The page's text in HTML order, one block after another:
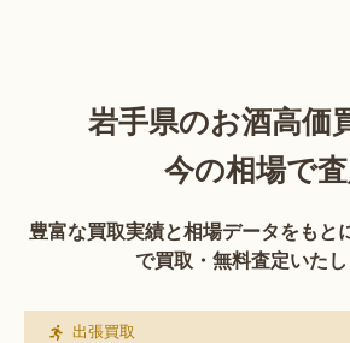
岩手県のお酒高価
今の相場で
豊富な買取実績と相場データをもと
で買取・無料査定いたし
出張買取